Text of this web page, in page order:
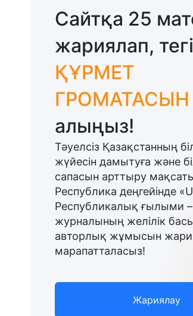
Сайтқа 25
жариялап,
ҚҰРМЕТ
ГРОМАТАСЫН
алыңыз!
Тәуелсіз Қазақстанның
жүйесін дамытуға және
сапасын арттыру
Республика деңгейінде
Республикалық ғылыми –
журналының желілік
авторлық жұмысын
марапатталасыз!
Жариялау